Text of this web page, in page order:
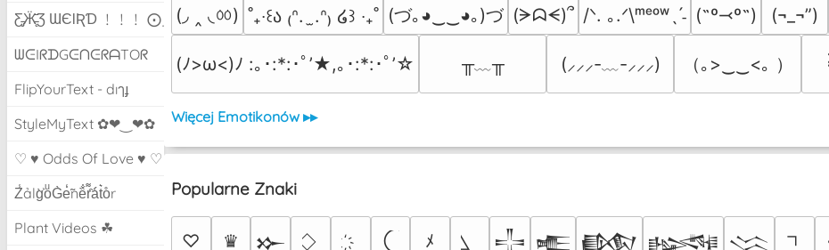
Ƹ̵̡Ӝ̵̨̄Ʒ ƜЄƖƦƊ ﹗﹗﹗ ⨀_⨀
ᗯᕮIᖇᗪGᕮᑎᕮᖇᗩTOᖇ
FlipYourText - dıๅɟ
StyleMyText ✿❤‿❤✿
♡ ♥ Odds Of Love ♥ ♡
Z̾ảlg̀͐oͧG̀e̒̃nȅ̐r͌̑á͑t͛o̊r
Plant Videos ☘
(◞ ‸ ◟ㆀ) ˚₊‧꒰ა ₍ᐢ.  ̫.ᐢ₎ ໒꒱ ‧₊˚ (づ｡◕‿‿◕｡)づ (ᗒᗣᗕ)՞ /ᐠ. ｡.ᐟ\ᵐᵉᵒʷˎˊ˗ (˶º⤙º˶) (¬_¬”)
(ﾉ>ω<)ﾉ :｡･:*:･ﾟ’★,｡･:*:･ﾟ’☆ ╥﹏╥ (⸝⸝⸝-﹏-⸝⸝⸝) （｡>‿‿<｡ ）
Więcej Emotikonów ▸▸
Popularne Znaki
♡ ♛ 𒁍 ﾒ 𒋲 𒍫 𒁃 𒈙 𒈱